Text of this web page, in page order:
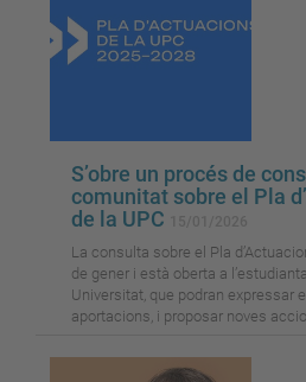
S’obre un procés de
comunitat sobre el Pla
de la UPC
La consulta sobre el Pla
de gener i està oberta a
Universitat, que podran expressar
aportacions, i proposar noves